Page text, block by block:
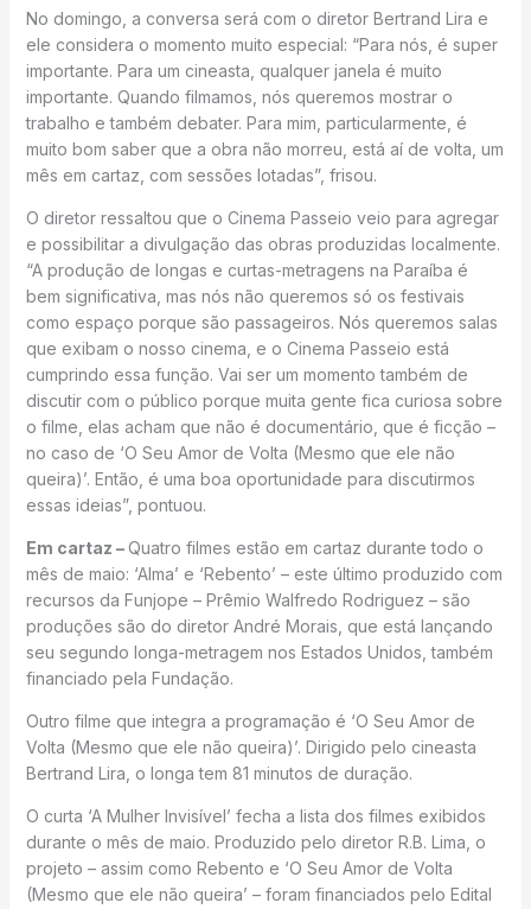
No domingo, a conversa será com o diretor Bertrand Lira e
ele considera o momento muito especial: “Para nós, é super
importante. Para um cineasta, qualquer janela é muito
importante. Quando filmamos, nós queremos mostrar o
trabalho e também debater. Para mim, particularmente, é
muito bom saber que a obra não morreu, está aí de volta, um
mês em cartaz, com sessões lotadas”, frisou.
O diretor ressaltou que o Cinema Passeio veio para agregar
e possibilitar a divulgação das obras produzidas localmente.
“A produção de longas e curtas-metragens na Paraíba é
bem significativa, mas nós não queremos só os festivais
como espaço porque são passageiros. Nós queremos salas
que exibam o nosso cinema, e o Cinema Passeio está
cumprindo essa função. Vai ser um momento também de
discutir com o público porque muita gente fica curiosa sobre
o filme, elas acham que não é documentário, que é ficção –
no caso de ‘O Seu Amor de Volta (Mesmo que ele não
queira)’. Então, é uma boa oportunidade para discutirmos
essas ideias”, pontuou.
Em cartaz –Quatro filmes estão em cartaz durante todo o
mês de maio: ‘Alma’ e ‘Rebento’ – este último produzido com
recursos da Funjope – Prêmio Walfredo Rodriguez – são
produções são do diretor André Morais, que está lançando
seu segundo longa-metragem nos Estados Unidos, também
financiado pela Fundação.
Outro filme que integra a programação é ‘O Seu Amor de
Volta (Mesmo que ele não queira)’. Dirigido pelo cineasta
Bertrand Lira, o longa tem 81 minutos de duração.
O curta ‘A Mulher Invisível’ fecha a lista dos filmes exibidos
durante o mês de maio. Produzido pelo diretor R.B. Lima, o
projeto – assim como Rebento e ‘O Seu Amor de Volta
(Mesmo que ele não queira’ – foram financiados pelo Edital